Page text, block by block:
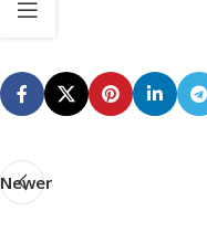
Newer